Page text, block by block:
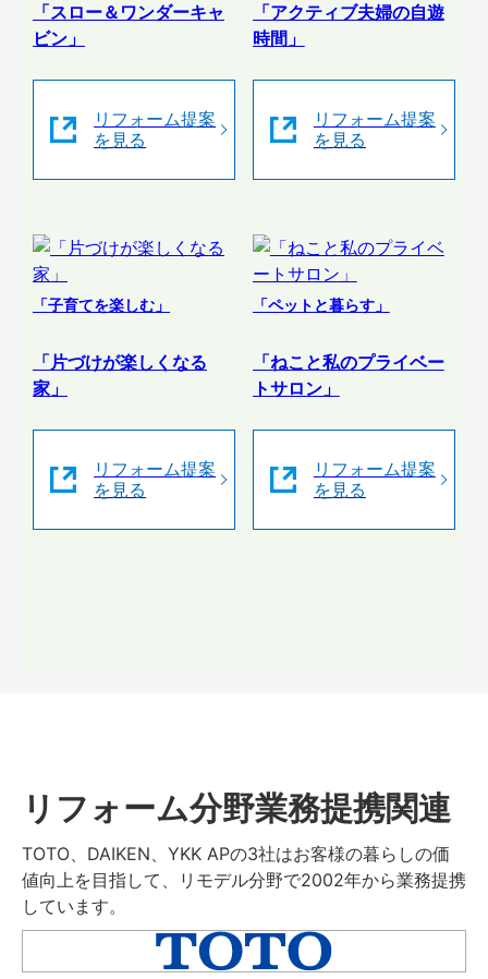
「スロー＆ワンダーキャ
ビン」
リフォーム提案
を見る
「アクティブ夫婦の自遊
時間」
リフォーム提案
を見る
「子育てを楽しむ」
「片づけが楽しくなる
家」
リフォーム提案
を見る
「ペットと暮らす」
「ねこと私のプライベー
トサロン」
リフォーム提案
を見る
リフォーム分野業務提携関連
TOTO、DAIKEN、YKK APの3社はお客様の暮らしの価
値向上を目指して、リモデル分野で2002年から業務提携
しています。